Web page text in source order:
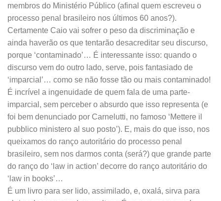
membros do Ministério Público (afinal quem escreveu o
processo penal brasileiro nos últimos 60 anos?).
Certamente Caio vai sofrer o peso da discriminação e
ainda haverão os que tentarão desacreditar seu discurso,
porque ‘contaminado’… É interessante isso: quando o
discurso vem do outro lado, serve, pois fantasiado de
‘imparcial’… como se não fosse tão ou mais contaminado!
É incrível a ingenuidade de quem fala de uma parte-
imparcial, sem perceber o absurdo que isso representa (e
foi bem denunciado por Carnelutti, no famoso ‘Mettere il
pubblico ministero al suo posto’). E, mais do que isso, nos
queixamos do ranço autoritário do processo penal
brasileiro, sem nos darmos conta (será?) que grande parte
do ranço do ‘law in action’ decorre do ranço autoritário do
‘law in books’…
É um livro para ser lido, assimilado, e, oxalá, sirva para